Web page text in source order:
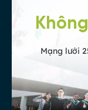
Mạng lưới